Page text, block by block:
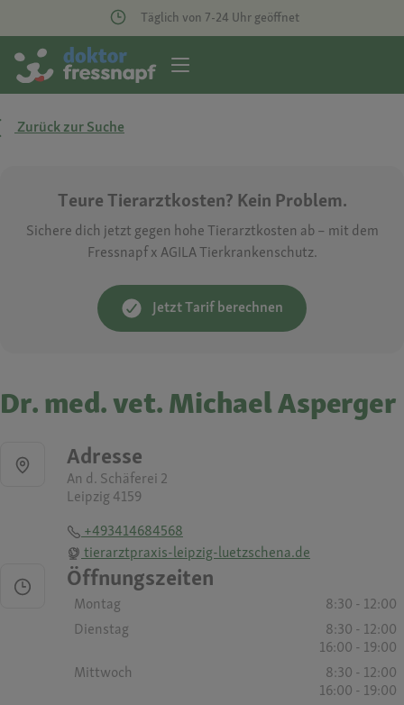
Täglich von 7-24 Uhr geöffnet
Zurück zur Suche
Teure Tierarztkosten? Kein Problem.
Sichere dich jetzt gegen hohe Tierarztkosten ab – mit dem
Fressnapf x AGILA Tierkrankenschutz.
Jetzt Tarif berechnen
Dr. med. vet. Michael Asperger
Adresse
An d. Schäferei 2
Leipzig 4159
+493414684568
tierarztpraxis-leipzig-luetzschena.de
Öffnungszeiten
Montag
8:30 - 12:00
Dienstag
8:30 - 12:00
16:00 - 19:00
Mittwoch
8:30 - 12:00
16:00 - 19:00